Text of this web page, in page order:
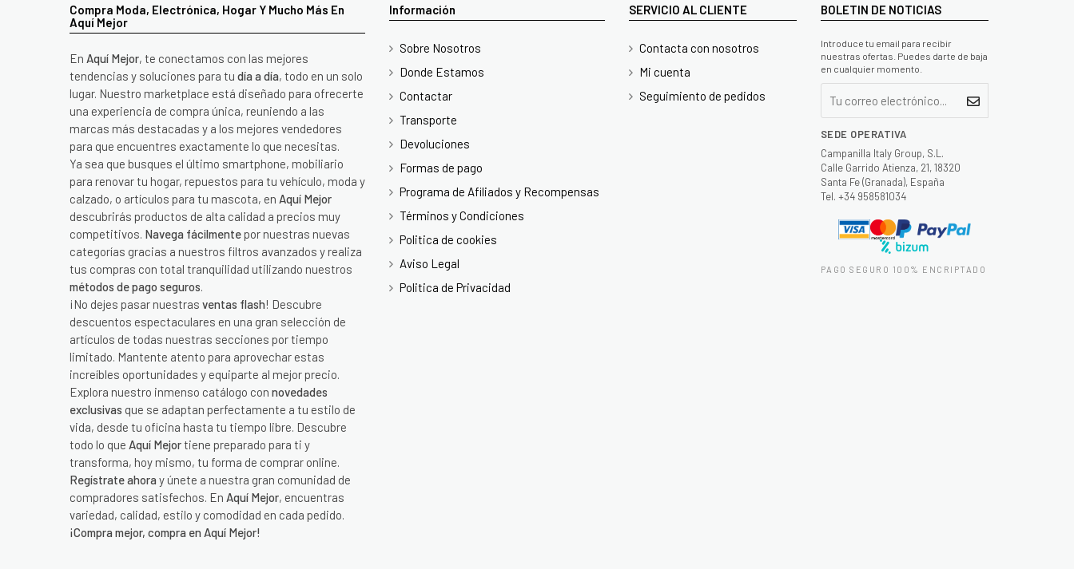
Compra Moda, Electrónica, Hogar Y Mucho Más En
Aquí Mejor
En Aquí Mejor, te conectamos con las mejores
tendencias y soluciones para tu día a día, todo en un solo
lugar. Nuestro marketplace está diseñado para ofrecerte
una experiencia de compra única, reuniendo a las
marcas más destacadas y a los mejores vendedores
para que encuentres exactamente lo que necesitas.
Ya sea que busques el último smartphone, mobiliario
para renovar tu hogar, repuestos para tu vehículo, moda y
calzado, o artículos para tu mascota, en Aquí Mejor
descubrirás productos de alta calidad a precios muy
competitivos. Navega fácilmente por nuestras nuevas
categorías gracias a nuestros filtros avanzados y realiza
tus compras con total tranquilidad utilizando nuestros
métodos de pago seguros.
¡No dejes pasar nuestras ventas flash! Descubre
descuentos espectaculares en una gran selección de
artículos de todas nuestras secciones por tiempo
limitado. Mantente atento para aprovechar estas
increíbles oportunidades y equiparte al mejor precio.
Explora nuestro inmenso catálogo con novedades
exclusivas que se adaptan perfectamente a tu estilo de
vida, desde tu oficina hasta tu tiempo libre. Descubre
todo lo que Aquí Mejortiene preparado para ti y
transforma, hoy mismo, tu forma de comprar online.
Regístrate ahora y únete a nuestra gran comunidad de
compradores satisfechos. En Aquí Mejor, encuentras
variedad, calidad, estilo y comodidad en cada pedido.
¡Compra mejor, compra en Aquí Mejor!
Información
Sobre Nosotros
Donde Estamos
Contactar
Transporte
Devoluciones
Formas de pago
Programa de Afiliados y Recompensas
Términos y Condiciones
Politica de cookies
Aviso Legal
Politica de Privacidad
SERVICIO AL CLIENTE
Contacta con nosotros
Mi cuenta
Seguimiento de pedidos
BOLETIN DE NOTICIAS
Introduce tu email para recibir
nuestras ofertas. Puedes darte de baja
en cualquier momento.
SEDE OPERATIVA
Campanilla Italy Group, S.L.
Calle Garrido Atienza, 21, 18320
Santa Fe (Granada), España
Tel. +34 958581034
PAGO SEGURO 100% ENCRIPTADO